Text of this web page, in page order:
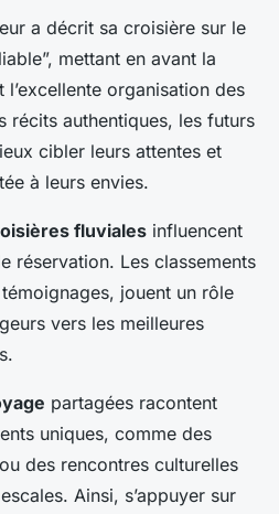
a décrit sa croisière sur le
mettant en avant la
organisation des
récits authentiques, les futurs
cibler leurs attentes et
à leurs envies.
fluviales influencent
réservation. Les classements
jouent un rôle
vers les meilleures
partagées racontent
uniques, comme des
des rencontres culturelles
Ainsi, s’appuyer sur